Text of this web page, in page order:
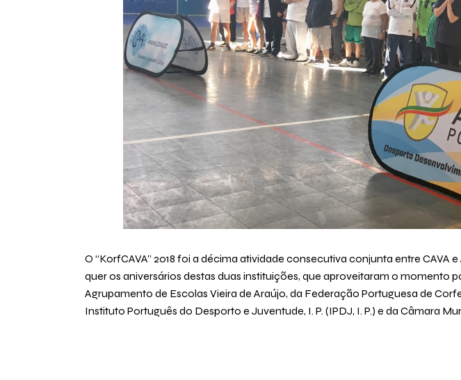
O “KorfCAVA” 2018 foi a décima atividade consecutiva conjunta entre
quer os aniversários destas duas instituições, que aproveitaram o
Agrupamento de Escolas Vieira de Araújo, da Federação Portuguesa de
Instituto Português do Desporto e Juventude, I. P. (IPDJ, I. P.) e da Câmara